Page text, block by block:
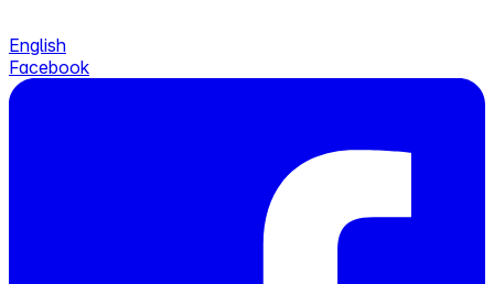
English
Facebook